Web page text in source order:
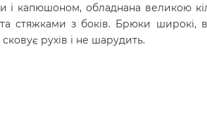
і капюшоном, обладнана великою
стяжками з боків. Брюки широкі,
рухів і не шарудить.